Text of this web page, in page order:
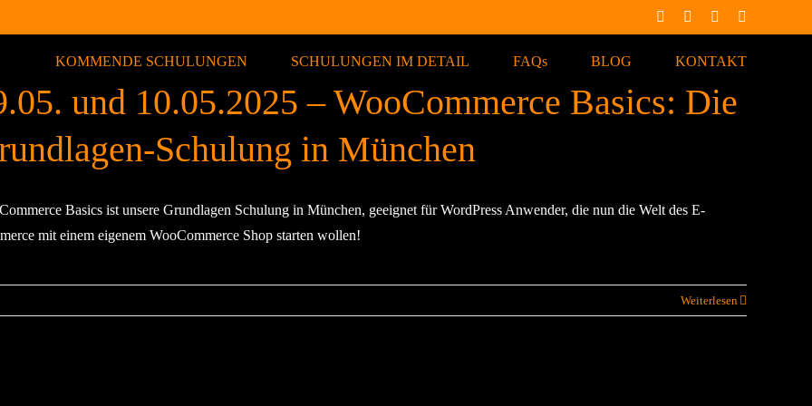
Facebook Instagram
KOMMENDE SCHULUNGEN SCHULUNGEN IM DETAIL FAQs BLOG KONTAKT
und 10.05.2025 – WooCommerce Basics: Die
Schulung in München
Basics ist unsere Grundlagen Schulung in München, geeignet für WordPress Anwender, die nun die Welt des E-
mit einem eigenem WooCommerce Shop starten wollen!
Weiterlesen